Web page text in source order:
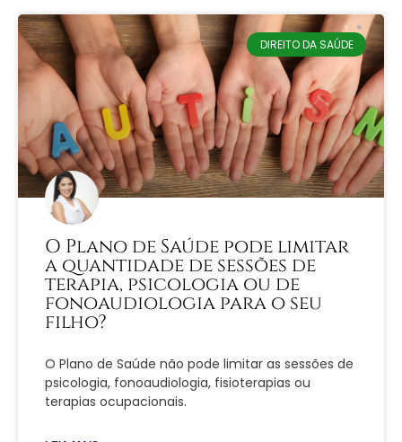
DIREITO DA SAÚDE
O Plano de Saúde pode limitar
a quantidade de sessões de
terapia, psicologia ou de
fonoaudiologia para o seu
filho?
O Plano de Saúde não pode limitar as sessões de
psicologia, fonoaudiologia, fisioterapias ou
terapias ocupacionais.